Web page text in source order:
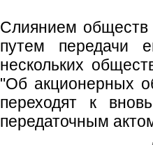
Слиянием обществ
путем передачи
нескольких
"Об акционерных
переходят к
передаточным